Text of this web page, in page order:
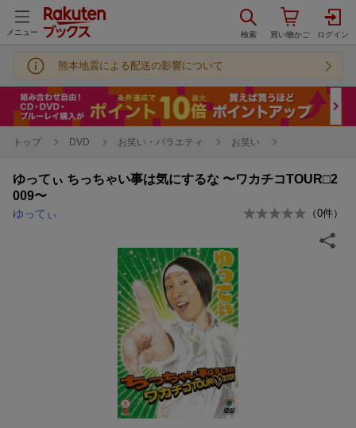
メニュー
熊本地震による配送の影響について
トップ DVD お笑い・バラエティ お笑い
ゆってぃ ちっちゃい事は気にするな 〜ワカチコTOUR□2
009〜
ゆってぃ （0件）